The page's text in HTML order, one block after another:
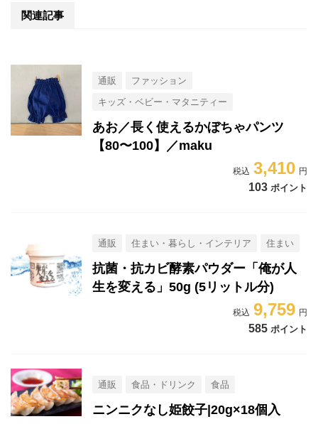
関連記事
通販
ファッション
キッズ・ベビー・マタニティー
あお／長く使えるかぼちゃパンツ
【80〜100】／maku
3,410
103 ポイント
通販 住まい・暮らし・インテリア 住まい
抗菌・抗カビ酵素パウダー「俺が人
生を変える」50g (5リットル分)
9,759
585 ポイント
通販 食品・ドリンク 食品
ニンニクなし姫餃子|20g×18個入